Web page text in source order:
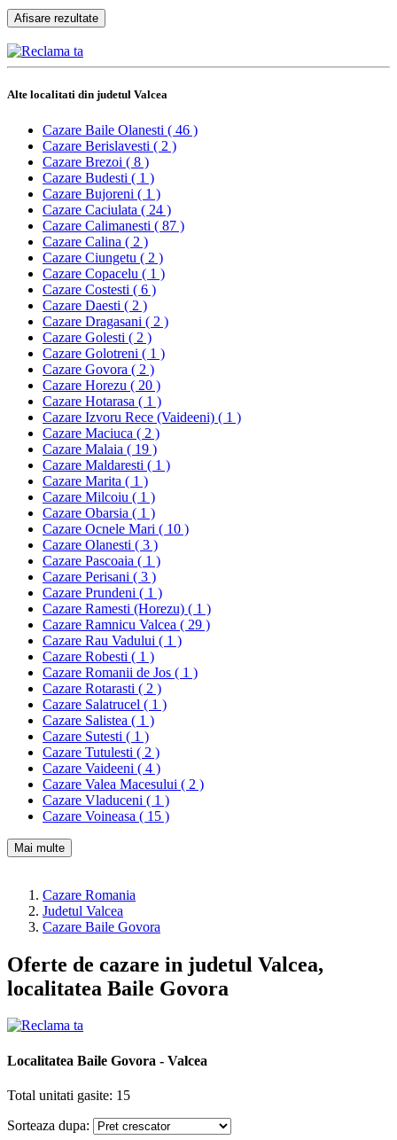
Alte localitati din judetul Valcea
Cazare Baile Olanesti ( 46 )
Cazare Berislavesti ( 2 )
Cazare Brezoi ( 8 )
Cazare Budesti ( 1 )
Cazare Bujoreni ( 1 )
Cazare Caciulata ( 24 )
Cazare Calimanesti ( 87 )
Cazare Calina ( 2 )
Cazare Ciungetu ( 2 )
Cazare Copacelu ( 1 )
Cazare Costesti ( 6 )
Cazare Daesti ( 2 )
Cazare Dragasani ( 2 )
Cazare Golesti ( 2 )
Cazare Golotreni ( 1 )
Cazare Govora ( 2 )
Cazare Horezu ( 20 )
Cazare Hotarasa ( 1 )
Cazare Izvoru Rece (Vaideeni) ( 1 )
Cazare Maciuca ( 2 )
Cazare Malaia ( 19 )
Cazare Maldaresti ( 1 )
Cazare Marita ( 1 )
Cazare Milcoiu ( 1 )
Cazare Obarsia ( 1 )
Cazare Ocnele Mari ( 10 )
Cazare Olanesti ( 3 )
Cazare Pascoaia ( 1 )
Cazare Perisani ( 3 )
Cazare Prundeni ( 1 )
Cazare Ramesti (Horezu) ( 1 )
Cazare Ramnicu Valcea ( 29 )
Cazare Rau Vadului ( 1 )
Cazare Robesti ( 1 )
Cazare Romanii de Jos ( 1 )
Cazare Rotarasti ( 2 )
Cazare Salatrucel ( 1 )
Cazare Salistea ( 1 )
Cazare Sutesti ( 1 )
Cazare Tutulesti ( 2 )
Cazare Vaideeni ( 4 )
Cazare Valea Macesului ( 2 )
Cazare Vladuceni ( 1 )
Cazare Voineasa ( 15 )
Mai multe
Cazare Romania
Judetul Valcea
Cazare Baile Govora
Oferte de cazare in judetul Valcea,
localitatea Baile Govora
Localitatea Baile Govora - Valcea
Total unitati gasite: 15
Sorteaza dupa: